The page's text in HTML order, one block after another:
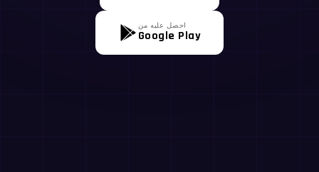
احصل عليه من
Google Play